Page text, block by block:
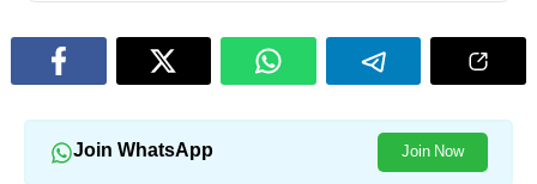
Join WhatsApp Join Now